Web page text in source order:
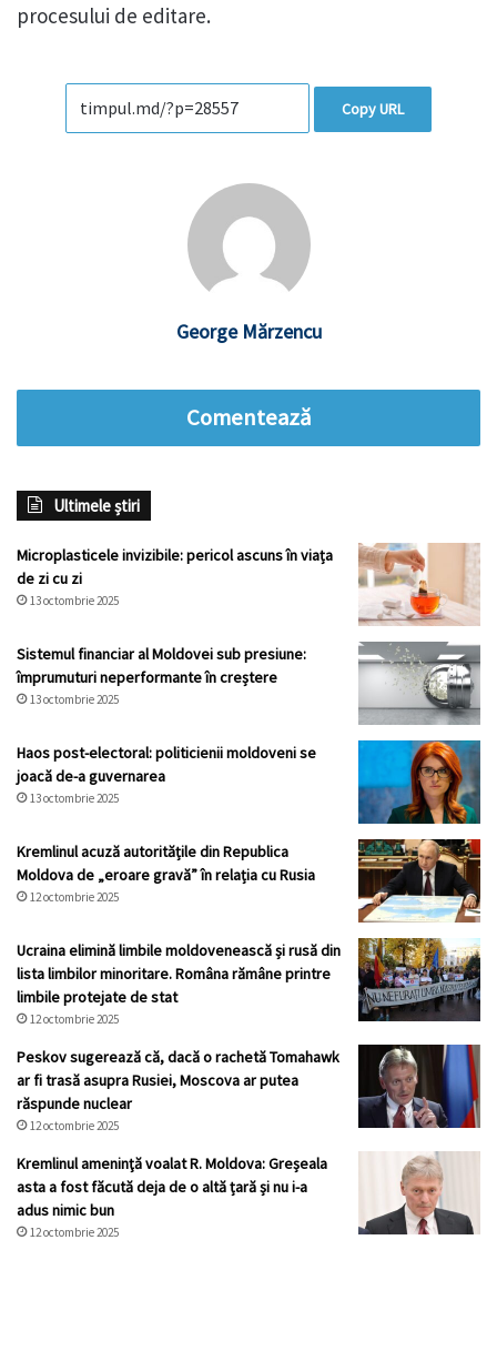
procesului de editare.
Copy URL
George Mărzencu
Comentează
Ultimele știri
Microplasticele invizibile: pericol ascuns în viața
de zi cu zi
13 octombrie 2025
Sistemul financiar al Moldovei sub presiune:
împrumuturi neperformante în creștere
13 octombrie 2025
Haos post-electoral: politicienii moldoveni se
joacă de-a guvernarea
13 octombrie 2025
Kremlinul acuză autoritățile din Republica
Moldova de „eroare gravă” în relația cu Rusia
12 octombrie 2025
Ucraina elimină limbile moldovenească și rusă din
lista limbilor minoritare. Româna rămâne printre
limbile protejate de stat
12 octombrie 2025
Peskov sugerează că, dacă o rachetă Tomahawk
ar fi trasă asupra Rusiei, Moscova ar putea
răspunde nuclear
12 octombrie 2025
Kremlinul ameninţă voalat R. Moldova: Greșeala
asta a fost făcută deja de o altă țară și nu i-a
adus nimic bun
12 octombrie 2025